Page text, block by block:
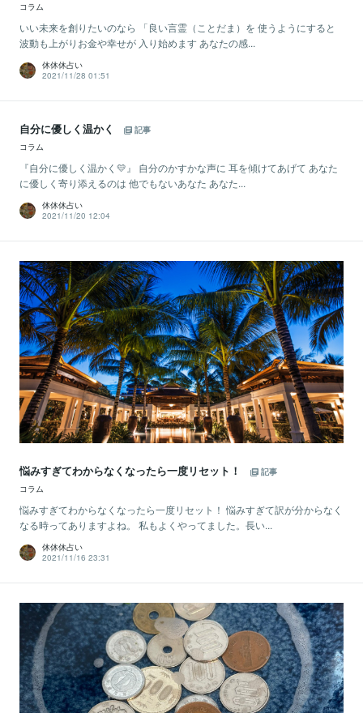
コラム
いい未来を創りたいのなら 「良い言霊（ことだま）を 使うようにすると
波動も上がりお金や幸せが 入り始めます あなたの感...
休休休占い
2021/11/28 01:51
自分に優しく温かく
記事
コラム
『自分に優しく温かく💛』 自分のかすかな声に 耳を傾けてあげて あなた
に優しく寄り添えるのは 他でもないあなた あなた...
休休休占い
2021/11/20 12:04
悩みすぎてわからなくなったら一度リセット！
記事
コラム
悩みすぎてわからなくなったら一度リセット！ 悩みすぎて訳が分からなく
なる時ってありますよね。 私もよくやってました。長い...
休休休占い
2021/11/16 23:31